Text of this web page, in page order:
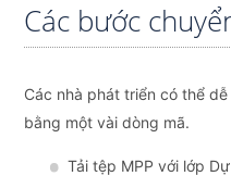
Các bước
Các nhà phát triển có thể
bằng một vài dòng mã.
Tải tệp MPP với lớp